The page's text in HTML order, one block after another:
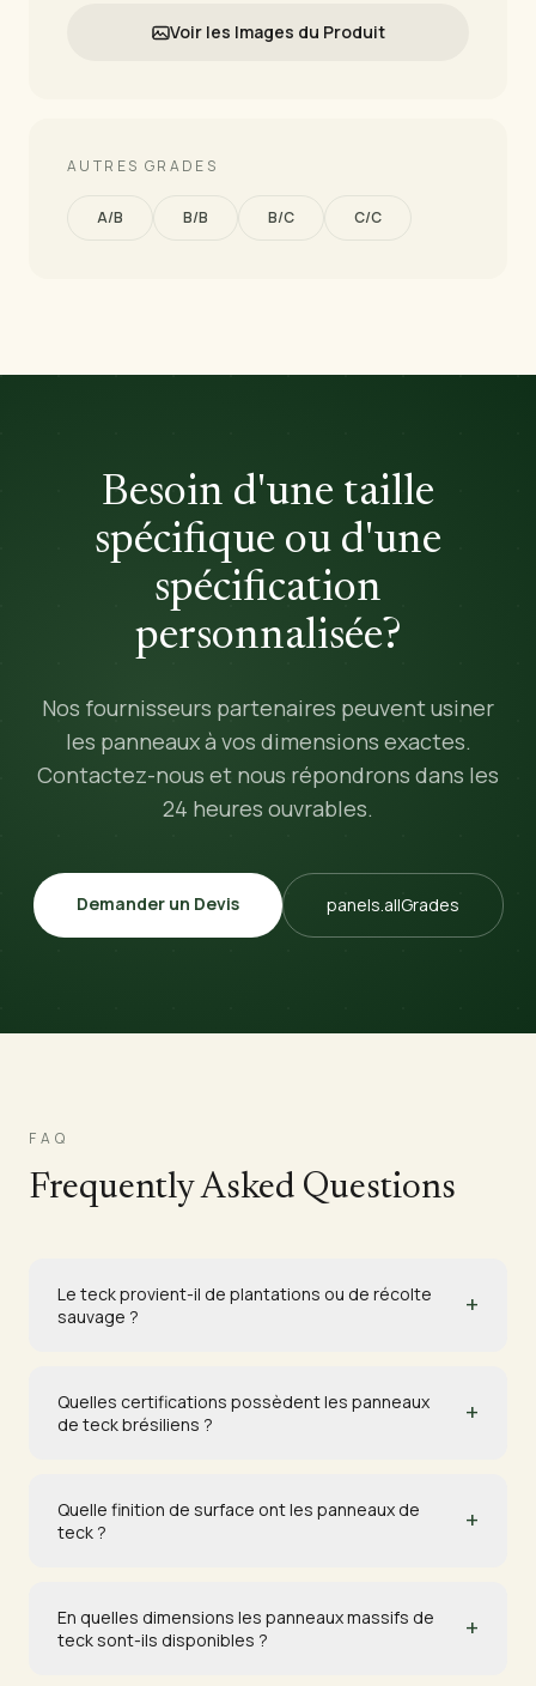
Voir les Images du Produit
AUTRES GRADES
A/B B/B B/C C/C
Besoin d'une taille
spécifique ou d'une
spécification
personnalisée?
Nos fournisseurs partenaires peuvent usiner
les panneaux à vos dimensions exactes.
Contactez-nous et nous répondrons dans les
24 heures ouvrables.
Demander un Devis panels.allGrades
FAQ
Frequently Asked Questions
Le teck provient-il de plantations ou de récolte
sauvage ?
+
Quelles certifications possèdent les panneaux
de teck brésiliens ?
+
Quelle finition de surface ont les panneaux de
teck ?
+
En quelles dimensions les panneaux massifs de
teck sont-ils disponibles ?
+